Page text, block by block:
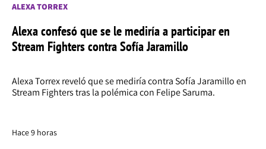
ALEXA TORREX
Alexa confesó que se le mediría a participar en
Stream Fighters contra Sofía Jaramillo
Alexa Torrex reveló que se mediría contra Sofía Jaramillo en
Stream Fighters tras la polémica con Felipe Saruma.
Hace 9 horas